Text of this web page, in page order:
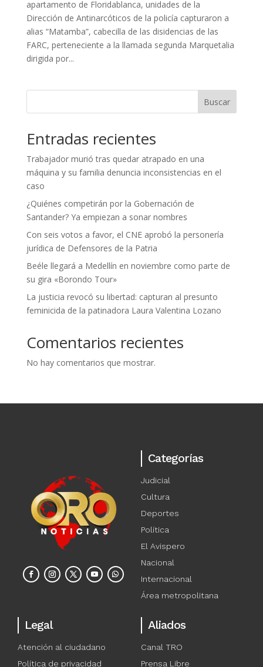
apartamento de Floridablanca, unidades de la
Dirección de Antinarcóticos de la policía capturaron a
alias “Matamba”, cabecilla de las disidencias de las
FARC, perteneciente a la llamada segunda Marquetalia
dirigida por...
Buscar
Entradas recientes
Trabajador murió tras quedar atrapado en una
máquina y su familia denuncia inconsistencias en el
caso
¿Quiénes competirán por la Gobernación de
Santander? Ya empiezan a sonar nombres
Con seis votos a favor, el CNE aprobó la personería
jurídica de Defensores de la Patria
Beéle llegará a Medellín en noviembre como parte de
su gira «Borondo Tour»
La justicia revocó su libertad: capturan al presunto
feminicida de la patinadora Laura Valentina Lozano
Comentarios recientes
No hay comentarios que mostrar.
Categorías
Judicial
Cultura
Deportes
Política
El Avispero
Nacional
Internacional
Área metropolitana
Legal
Atención al ciudadano
Política de privacidad
Aliados
Canal TRO
Prensa Libre